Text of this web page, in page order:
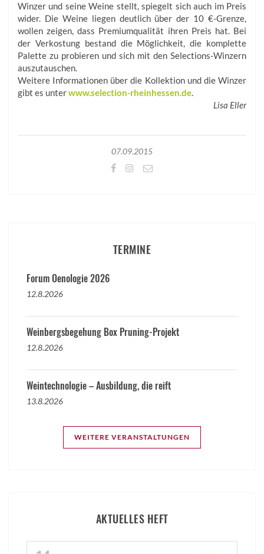
Winzer und seine Weine stellt, spiegelt sich auch im Preis
wider. Die Weine liegen deutlich über der 10 €-Grenze,
wollen zeigen, dass Premiumqualität ihren Preis hat. Bei
der Verkostung bestand die Möglichkeit, die komplette
Palette zu probieren und sich mit den Selections-Winzern
auszutauschen.
Weitere Informationen über die Kollektion und die Winzer
gibt es unterwww.selection-rheinhessen.de.
Lisa Eller
07.09.2015
TERMINE
Forum Oenologie 2026
12.8.2026
Weinbergsbegehung Box Pruning-Projekt
12.8.2026
Weintechnologie – Ausbildung, die reift
13.8.2026
WEITERE VERANSTALTUNGEN
AKTUELLES HEFT